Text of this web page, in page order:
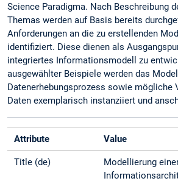
Science Paradigma. Nach Beschreibung
Themas werden auf Basis bereits
Anforderungen an die zu erstellenden
identifiziert. Diese dienen als
integriertes Informationsmodell zu
ausgewählter Beispiele werden das
Datenerhebungsprozess sowie mögliche
Daten exemplarisch instanziiert und
Attribute Value
Title (de)
Modellierung